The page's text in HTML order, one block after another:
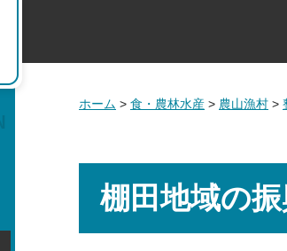
ホーム > 食・農林水産 > 農山漁村 >
棚田地域の